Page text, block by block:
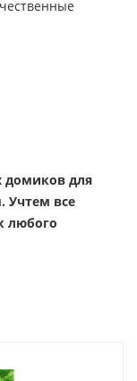
домиков для
Учтем все
любого